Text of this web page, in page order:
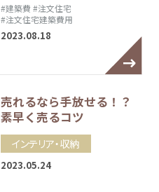
#建築費 #注文住宅
#注文住宅建築費用
2023.08.18
売れるなら手放せる！？
素早く売るコツ
インテリア・収納
2023.05.24